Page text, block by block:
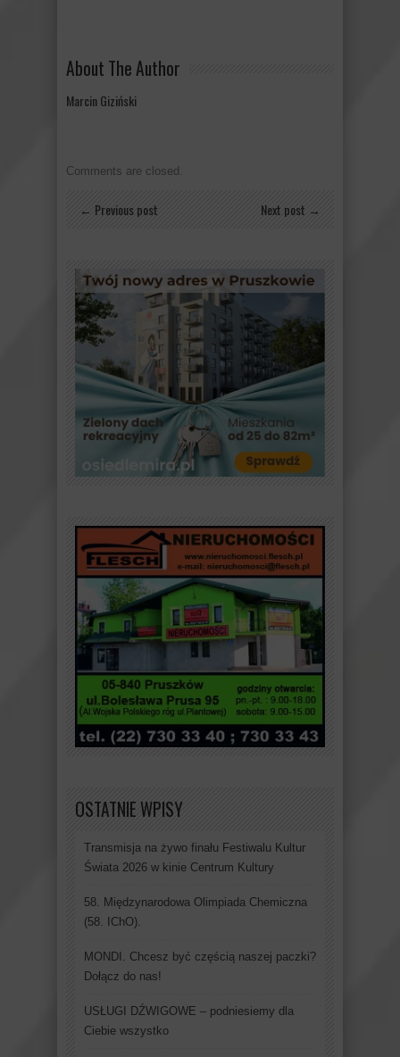
About The Author
Marcin Giziński
Comments are closed.
← Previous post Next post →
OSTATNIE WPISY
Transmisja na żywo finału Festiwalu Kultur
Świata 2026 w kinie Centrum Kultury
58. Międzynarodowa Olimpiada Chemiczna
(58. IChO).
MONDI. Chcesz być częścią naszej paczki?
Dołącz do nas!
USŁUGI DŹWIGOWE – podniesiemy dla
Ciebie wszystko